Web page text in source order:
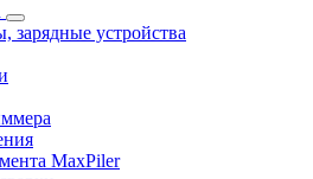
зарядные устройства
MaxPiler